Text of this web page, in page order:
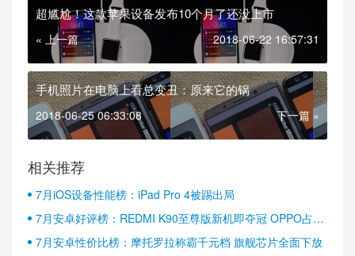
超尴尬！这款苹果设备发布10个月了还没上市
« 上一篇 2018-06-22 16:57:31
手机照片在电脑上看总变丑：原来它的锅
2018-06-25 06:33:08 下一篇 »
相关推荐
7月iOS设备性能榜：iPad Pro 4被踢出局
7月安卓好评榜：REDMI K90至尊版新机即夺冠 OPPO占据
半壁江山
7月安卓性价比榜：摩托罗拉称霸千元档 旗舰芯片全面下放